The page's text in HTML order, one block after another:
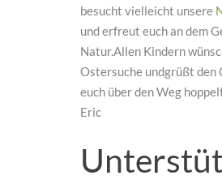
besucht vielleicht unsere
und erfreut euch an dem
Natur.Allen Kindern
Ostersuche undgrüßt den
euch über den Weg
Eric